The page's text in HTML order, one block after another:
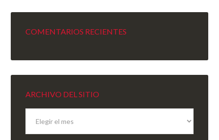
COMENTARIOS RECIENTES
ARCHIVO DEL SITIO
sitio